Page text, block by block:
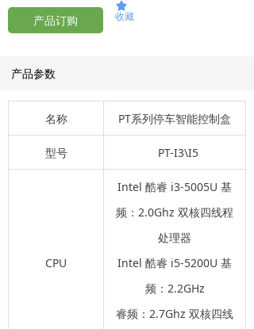
产品订购
产品参数
名称 PT系列停车智能控制盒
型号 PT-I3\I5
CPU
Intel 酷睿 i3-5005U 基
频：2.0Ghz 双核四线程
处理器
Intel 酷睿 i5-5200U 基
频：2.2GHz
睿频：2.7Ghz 双核四线
끄
收藏